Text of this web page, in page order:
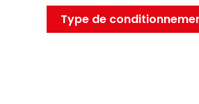
Type de